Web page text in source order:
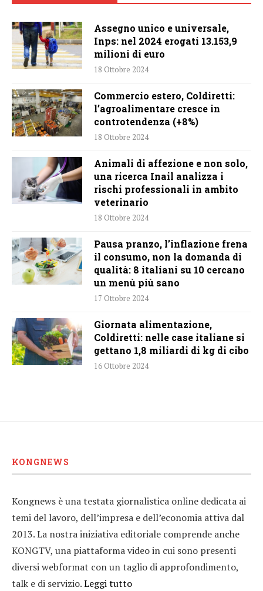
Assegno unico e universale,
Inps: nel 2024 erogati 13.153,9
milioni di euro
18 Ottobre 2024
Commercio estero, Coldiretti:
l’agroalimentare cresce in
controtendenza (+8%)
18 Ottobre 2024
Animali di affezione e non solo,
una ricerca Inail analizza i
rischi professionali in ambito
veterinario
18 Ottobre 2024
Pausa pranzo, l’inflazione frena
il consumo, non la domanda di
qualità: 8 italiani su 10 cercano
un menù più sano
17 Ottobre 2024
Giornata alimentazione,
Coldiretti: nelle case italiane si
gettano 1,8 miliardi di kg di cibo
16 Ottobre 2024
KONGNEWS
Kongnews è una testata giornalistica online dedicata ai
temi del lavoro, dell’impresa e dell’economia attiva dal
2013. La nostra iniziativa editoriale comprende anche
KONGTV, una piattaforma video in cui sono presenti
diversi webformat con un taglio di approfondimento,
talk e di servizio.Leggi tutto